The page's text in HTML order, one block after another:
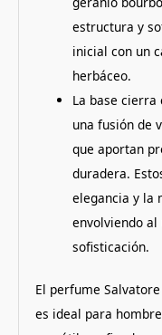
estructura y
inicial con un
herbáceo.
La base cierra
una fusión de
que aportan
duradera.
elegancia y la
envolviendo
sofisticación.
El perfume
es ideal para